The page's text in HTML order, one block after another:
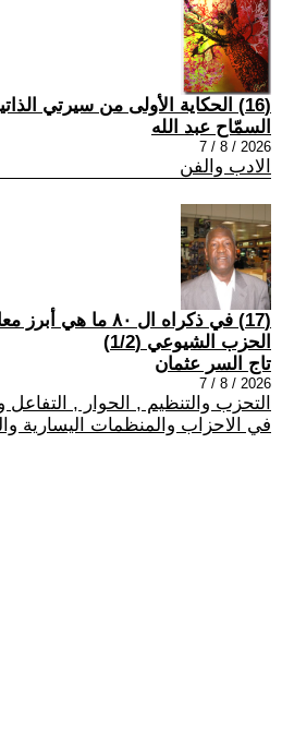
(16) الحكاية الأولى من سيرتي الذاتية، 23
السمّاح عبد الله
2026 / 8 / 7
الادب والفن
(17) في ذكراه ال ٨٠ ما
الحزب الشيوعي (1/2)
تاج السر عثمان
2026 / 8 / 7
التحزب والتنظيم , الحوار ,
في الاحزاب والمنظمات اليسارية